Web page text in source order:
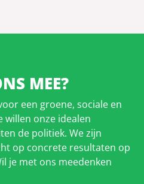
MEE?
een groene, sociale en
willen onze idealen
de politiek. We zijn
op concrete resultaten op
je met ons meedenken